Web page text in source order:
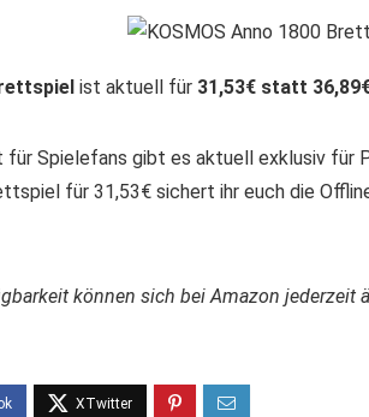
ist aktuell für 31,53€ statt
für Spielefans gibt es aktuell exklusiv für
für 31,53€ sichert ihr euch die
können sich bei Amazon jederzeit